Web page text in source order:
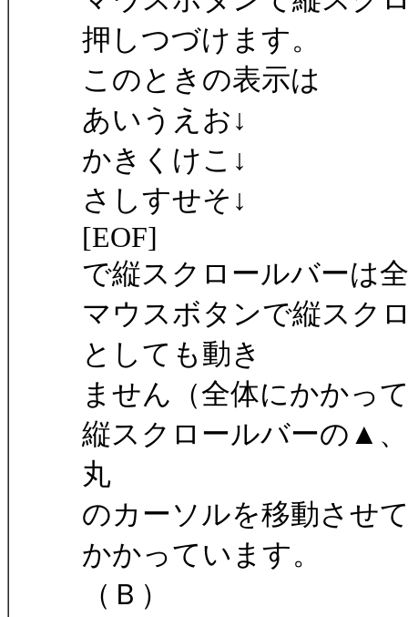
押しつづけます。
このときの表示は
あいうえお↓
かきくけこ↓
さしすせそ↓
[EOF]
で縦スクロールバーは
マウスボタンで縦スク
としても動き
ません（全体にかかっ
縦スクロールバーの▲
丸
のカーソルを移動させ
かかっています。
（Ｂ）